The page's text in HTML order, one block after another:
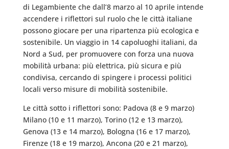
di Legambiente che dall’8 marzo al 10 aprile intende
accendere i riflettori sul ruolo che le città italiane
possono giocare per una ripartenza più ecologica e
sostenibile. Un viaggio in 14 capoluoghi italiani, da
Nord a Sud, per promuovere con forza una nuova
mobilità urbana: più elettrica, più sicura e più
condivisa, cercando di spingere i processi politici
locali verso misure di mobilità sostenibile.
Le città sotto i riflettori sono: Padova (8 e 9 marzo)
Milano (10 e 11 marzo), Torino (12 e 13 marzo),
Genova (13 e 14 marzo), Bologna (16 e 17 marzo),
Firenze (18 e 19 marzo), Ancona (20 e 21 marzo),